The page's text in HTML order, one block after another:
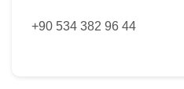
+90 534 382 96 44